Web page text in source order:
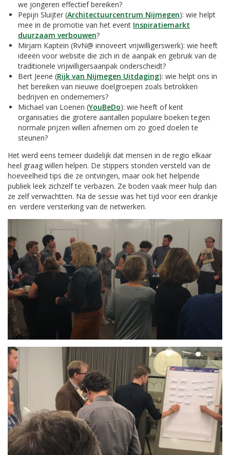
we jongeren effectief bereiken?
Pepijn Sluijter (Architectuurcentrum Nijmegen): wie helpt
mee in de promotie van het event Inspiratiemarkt
duurzaam verbouwen?
Mirjam Kaptein (RvN@ innoveert vrijwilligerswerk): wie heeft
ideeën voor website die zich in de aanpak en gebruik van de
traditionele vrijwilligersaanpak onderscheidt?
Bert Jeene (Rijk van Nijmegen Uitdaging): wie helpt ons in
het bereiken van nieuwe doelgroepen zoals betrokken
bedrijven en ondernemers?
Michael van Loenen (YouBeDo): wie heeft of kent
organisaties die grotere aantallen populaire boeken tegen
normale prijzen willen afnemen om zo goed doelen te
steunen?
Het werd eens temeer duidelijk dat mensen in de regio elkaar
heel graag willen helpen. De stippers stonden versteld van de
hoeveelheid tips die ze ontvingen, maar ook het helpende
publiek leek zichzelf te verbazen. Ze boden vaak meer hulp dan
ze zelf verwachtten. Na de sessie was het tijd voor een drankje
en verdere versterking van de netwerken.